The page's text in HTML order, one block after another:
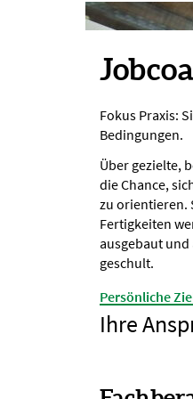
Fokus Praxis:
Bedingungen.
Über gezielte,
die Chance,
zu orientieren.
Fertigkeiten
ausgebaut
geschult.
Persönliche
Ihre